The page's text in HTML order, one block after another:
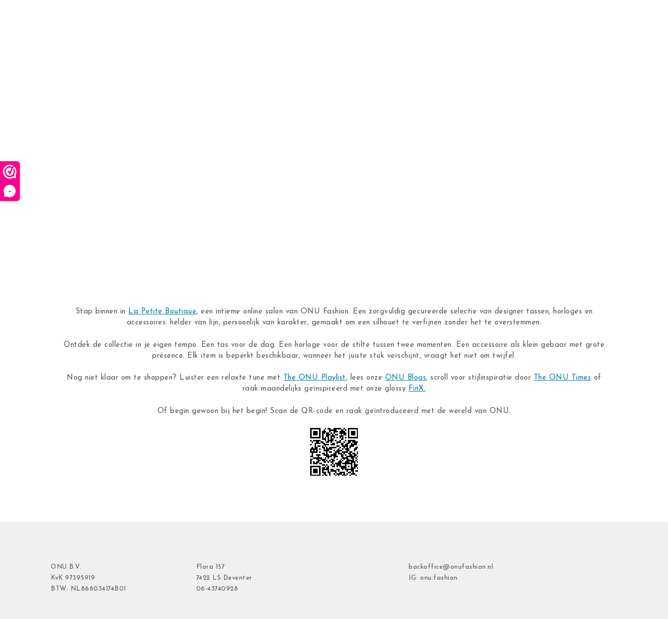
-
Stap binnen in La Petite Boutique, een intieme online salon van ONU Fashion. Een zorgvuldig gecureerde selectie van designer tassen, horloges en
accessoires: helder van lijn, persoonlijk van karakter, gemaakt om een silhouet te verfijnen zonder het te overstemmen.
Ontdek de collectie in je eigen tempo. Een tas voor de dag. Een horloge voor de stilte tussen twee momenten. Een accessoire als klein gebaar met grote
présence. Elk item is beperkt beschikbaar; wanneer het juiste stuk verschijnt, vraagt het niet om twijfel.
Nog niet klaar om te shoppen? Luister een relaxte tune met The ONU Playlist, lees onze ONU Blogs, scroll voor stijlinspiratie door The ONU Times of
raak maandelijks geïnspireerd met onze glossy FinX.
Of begin gewoon bij het begin! Scan de QR-code en raak geïntroduceerd met de wereld van ONU.
ONU B.V.
KvK 97395919
BTW: NL868034174B01
Flora 157
7422 LS Deventer
06-43740928
backoffice@onufashion.nl
IG: onu.fashion